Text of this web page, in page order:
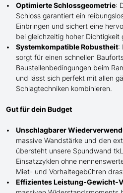
Optimierte Schlossgeometrie:
Schloss garantiert ein
Einbringen und sichert eine
bei gleichzeitig hoher Dichtigkeit
Systemkompatible Robustheit:
sorgt für einen schnellen
Baustellenbedingungen beim
und lässt sich perfekt mit allen
Schlagtechniken kombinieren.
Gut für dein Budget
Unschlagbarer
massive Wandstärke und den
übersteht unsere Spundwand
Einsatzzyklen ohne
Miet- und Vorhaltegebühren
Effizientes Leistung-Gewicht-